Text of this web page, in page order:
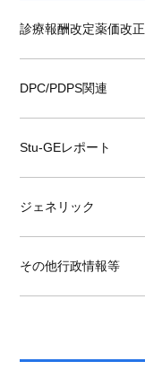
診療報酬改定薬価改正
DPC/PDPS関連
Stu-GEレポート
ジェネリック
その他行政情報等